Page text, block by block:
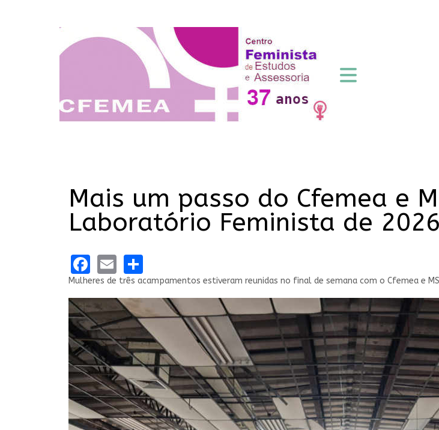
Mais um passo do Cfemea e
Laboratório Feminista de 2026
Facebook
Email
Mulheres de três acampamentos estiveram reunidas no final de semana com o Cfemea e